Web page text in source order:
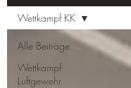
Alle Beiträge
Wettkampf
Luftgewehr
Wettkampf KK